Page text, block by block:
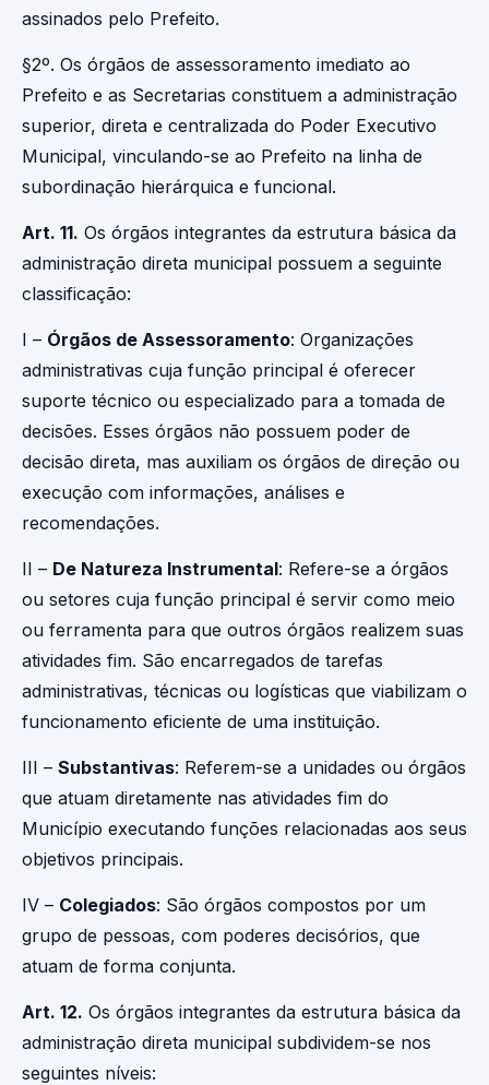
assinados pelo Prefeito.
§2º. Os órgãos de assessoramento imediato ao
Prefeito e as Secretarias constituem a administração
superior, direta e centralizada do Poder Executivo
Municipal, vinculando-se ao Prefeito na linha de
subordinação hierárquica e funcional.
Art. 11. Os órgãos integrantes da estrutura básica da
administração direta municipal possuem a seguinte
classificação:
I – Órgãos de Assessoramento: Organizações
administrativas cuja função principal é oferecer
suporte técnico ou especializado para a tomada de
decisões. Esses órgãos não possuem poder de
decisão direta, mas auxiliam os órgãos de direção ou
execução com informações, análises e
recomendações.
II – De Natureza Instrumental: Refere-se a órgãos
ou setores cuja função principal é servir como meio
ou ferramenta para que outros órgãos realizem suas
atividades fim. São encarregados de tarefas
administrativas, técnicas ou logísticas que viabilizam o
funcionamento eficiente de uma instituição.
III – Substantivas: Referem-se a unidades ou órgãos
que atuam diretamente nas atividades fim do
Município executando funções relacionadas aos seus
objetivos principais.
IV – Colegiados: São órgãos compostos por um
grupo de pessoas, com poderes decisórios, que
atuam de forma conjunta.
Art. 12. Os órgãos integrantes da estrutura básica da
administração direta municipal subdividem-se nos
seguintes níveis: